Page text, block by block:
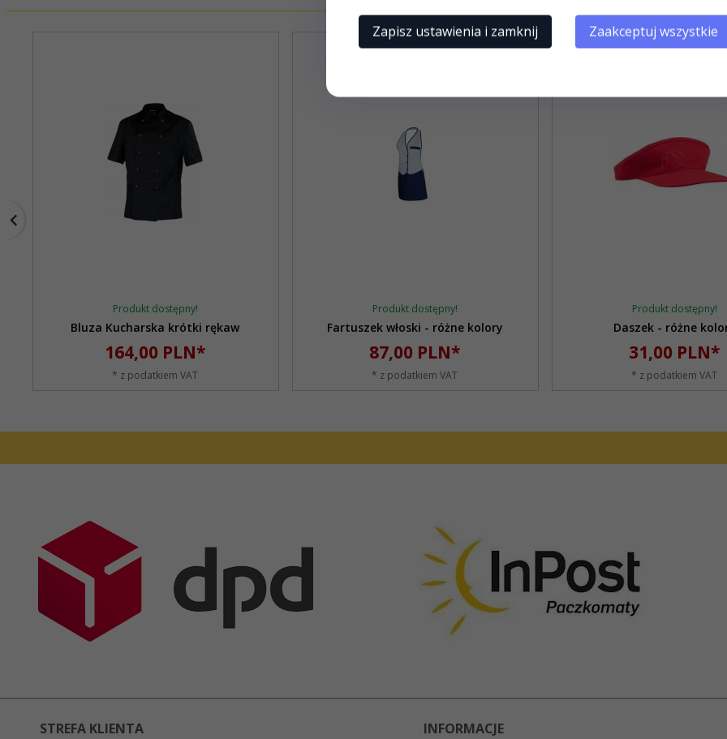
Produkt dostępny!
Bluza Kucharska krótki rękaw
164,00 PLN*
* z podatkiem VAT
Produkt dostępny!
Fartuszek włoski - różne kolory
87,00 PLN*
* z podatkiem VAT
Produkt dostępny!
Daszek - różne
31,00 PLN*
* z podatkiem VAT
STREFA KLIENTA INFORMACJE
Zapisz ustawienia i zamknij Zaakceptuj wszystkie